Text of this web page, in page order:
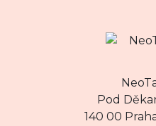
Pod
140 00